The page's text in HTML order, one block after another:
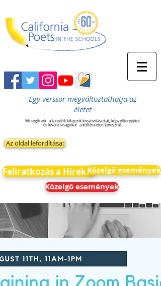
Egy verssor megváltoztathatja az
életet
Mi segítünk a tanulók kifejezik kreativitásukat, képzelőerejüket
és kíváncsiságukat a költészeten keresztül.
Az oldal lefordítása:
Feliratkozás a HírekreKözelgő események
Közelgő események